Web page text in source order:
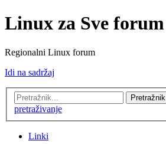
Linux za Sve forum
Regionalni Linux forum
Idi na sadržaj
Pretražnik
pretraživanje
Linki